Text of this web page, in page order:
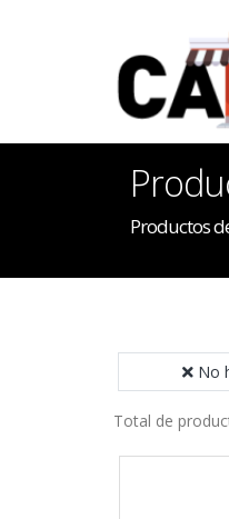
Productos
No
Total de